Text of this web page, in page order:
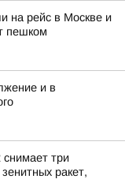
на рейс в Москве и
пешком
и в
снимает три
ракет,